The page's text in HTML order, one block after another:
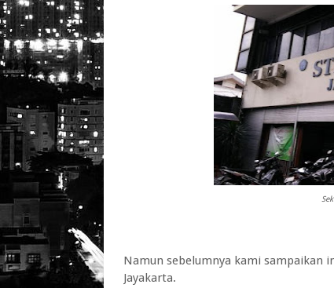
Namun sebelumnya kami sampaikan
Jayakarta.